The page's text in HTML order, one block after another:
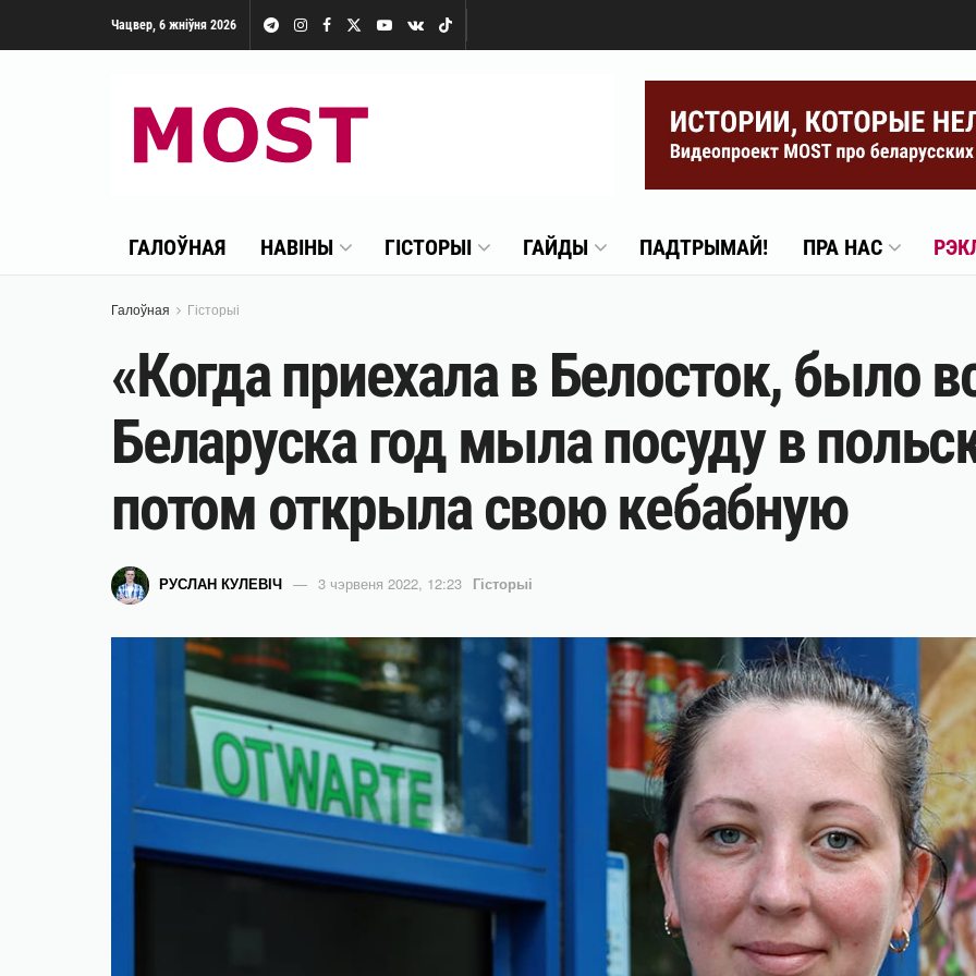
Чацвер, 6 жніўня 2026
ГАЛОЎНАЯ НАВІНЫ ГІСТОРЫІ ГАЙДЫ ПАДТРЫМАЙ! ПРА НАС
Галоўная Гісторыі
«Когда приехала в Белосток, было
Беларуска год мыла посуду в
потом открыла свою кебабную
РУСЛАН КУЛЕВІЧ 3 чэрвеня 2022, 12:23 Гісторыі